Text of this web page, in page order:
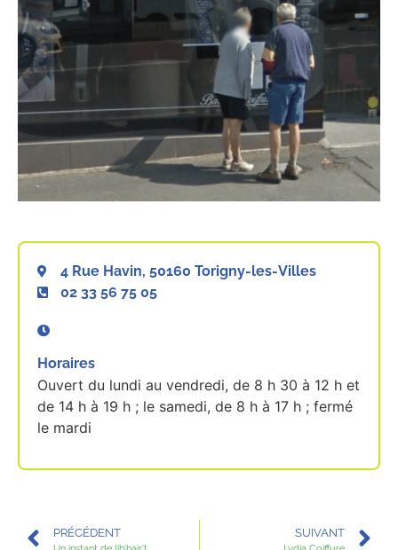
4 Rue Havin, 50160 Torigny-les-Villes
02 33 56 75 05
Horaires
Ouvert du lundi au vendredi, de 8 h 30 à 12 h et
de 14 h à 19 h ; le samedi, de 8 h à 17 h ; fermé
le mardi
PRÉCÉDENT SUIVANT